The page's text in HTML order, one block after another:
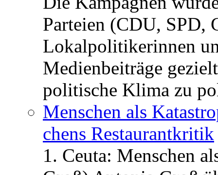
Parteien (CDU, SPD,
Lokalpolitikerinnen
Medienbeiträge
politische Klima zu
Menschen als
chens Restau­rant­kritik
1. Ceuta: Menschen